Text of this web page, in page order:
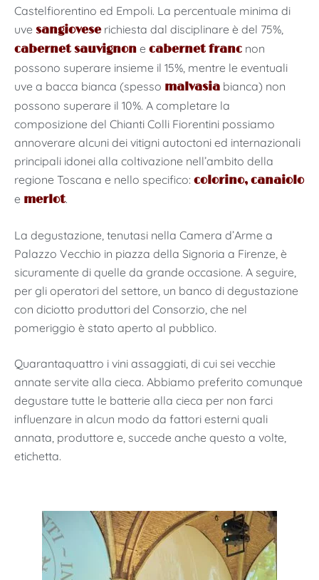
Castelfiorentino ed Empoli. La percentuale minima di
uve sangioveserichiesta dal disciplinare è del 75%,
cabernet sauvignon e cabernet franc non
possono superare insieme il 15%, mentre le eventuali
uve a bacca bianca (spesso malvasia bianca) non
possono superare il 10%. A completare la
composizione del Chianti Colli Fiorentini possiamo
annoverare alcuni dei vitigni autoctoni ed internazionali
principali idonei alla coltivazione nell’ambito della
regione Toscana e nello specifico: colorino, canaiolo
e merlot.
La degustazione, tenutasi nella Camera d’Arme a
Palazzo Vecchio in piazza della Signoria a Firenze, è
sicuramente di quelle da grande occasione. A seguire,
per gli operatori del settore, un banco di degustazione
con diciotto produttori del Consorzio, che nel
pomeriggio è stato aperto al pubblico.
Quarantaquattro i vini assaggiati, di cui sei vecchie
annate servite alla cieca. Abbiamo preferito comunque
degustare tutte le batterie alla cieca per non farci
influenzare in alcun modo da fattori esterni quali
annata, produttore e, succede anche questo a volte,
etichetta.